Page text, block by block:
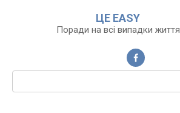
ЦЕ EASY
Поради на всі випадки життя
Пошук: